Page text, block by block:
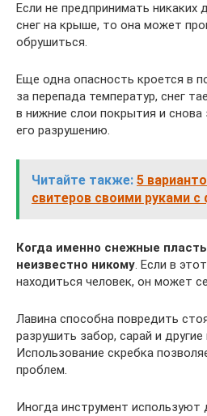
Если не предпринимать никаких
снег на крыше, то она может
обрушиться.
Еще одна опасность кроется в
за перепада температур, снег
в нижние слои покрытия и снова
его разрушению.
Читайте также: 5
свитеров своими руками
Когда именно снежные
неизвестно никому. Если в
находиться человек, он может
Лавина способна повредить
разрушить забор, сарай и другие
Использование скребка
проблем.
Иногда инструмент используют